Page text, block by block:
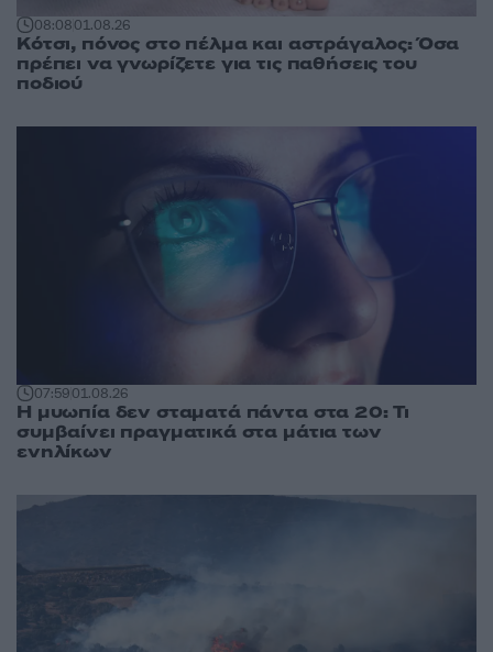
08:0801.08.26
Κότσι, πόνος στο πέλμα και αστράγαλος: Όσα
πρέπει να γνωρίζετε για τις παθήσεις του
ποδιού
07:5901.08.26
Η μυωπία δεν σταματά πάντα στα 20: Τι
συμβαίνει πραγματικά στα μάτια των
ενηλίκων